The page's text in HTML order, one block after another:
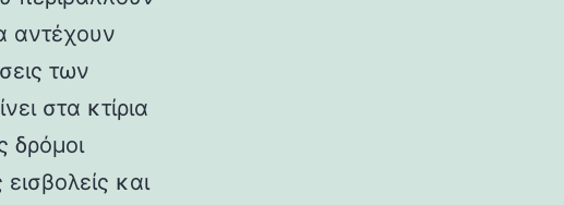
αντέχουν
των
στα κτίρια
δρόμοι
και